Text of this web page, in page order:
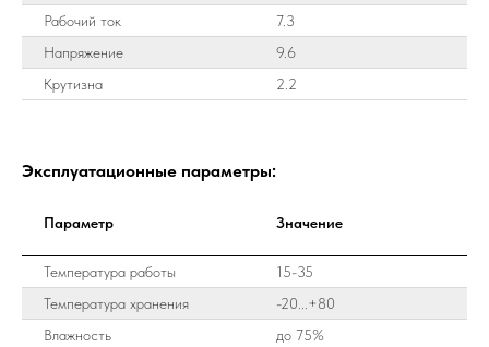
Рабочий ток
7.3
Напряжение
9.6
Крутизна
2.2
Эксплуатационные параметры:
Параметр Значение
Температура работы
15-35
Температура хранения
-20...+80
Влажность
до 75%